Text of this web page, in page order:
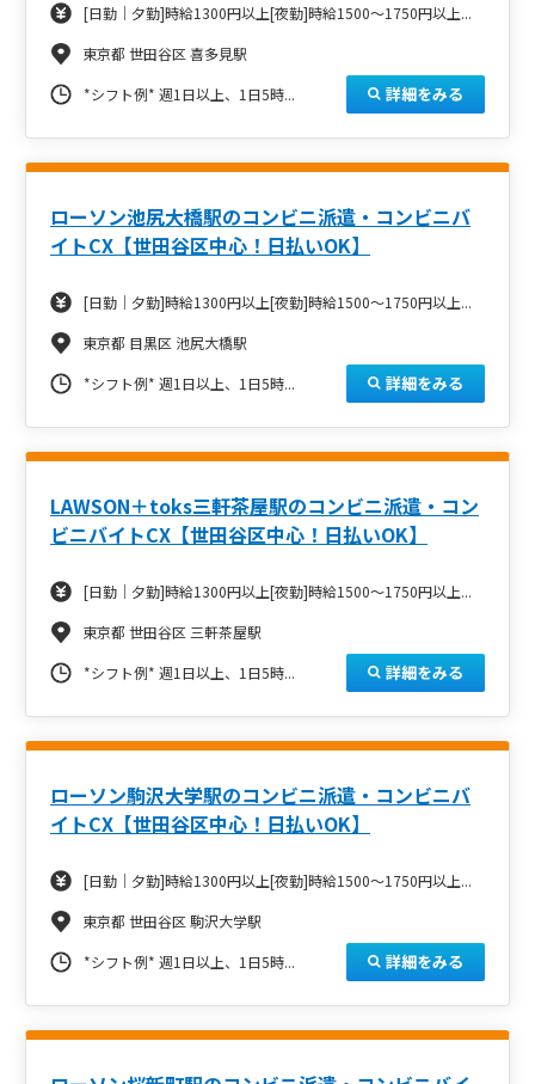
[日勤｜夕勤]時給1300円以上[夜勤]時給1500～1750円以上...
東京都 世田谷区 喜多見駅
*シフト例* 週1日以上、1日5時... 詳細をみる
ローソン池尻大橋駅のコンビニ派遣・コンビニバ
イトCX【世田谷区中心！日払いOK】
[日勤｜夕勤]時給1300円以上[夜勤]時給1500～1750円以上...
東京都 目黒区 池尻大橋駅
*シフト例* 週1日以上、1日5時... 詳細をみる
LAWSON＋toks三軒茶屋駅のコンビニ派遣・コン
ビニバイトCX【世田谷区中心！日払いOK】
[日勤｜夕勤]時給1300円以上[夜勤]時給1500～1750円以上...
東京都 世田谷区 三軒茶屋駅
*シフト例* 週1日以上、1日5時... 詳細をみる
ローソン駒沢大学駅のコンビニ派遣・コンビニバ
イトCX【世田谷区中心！日払いOK】
[日勤｜夕勤]時給1300円以上[夜勤]時給1500～1750円以上...
東京都 世田谷区 駒沢大学駅
*シフト例* 週1日以上、1日5時... 詳細をみる